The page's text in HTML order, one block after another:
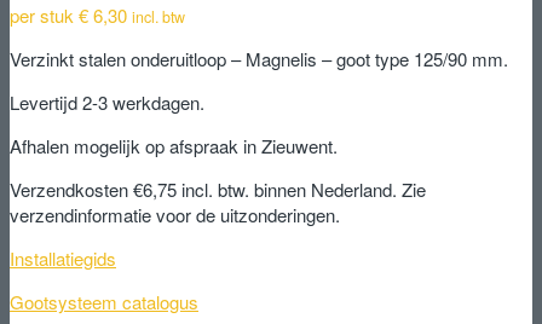
per stuk €6,30 incl. btw
Verzinkt stalen onderuitloop – Magnelis – goot type 125/90 mm.
Levertijd 2-3 werkdagen.
Afhalen mogelijk op afspraak in Zieuwent.
Verzendkosten €6,75 incl. btw. binnen Nederland. Zie
verzendinformatie voor de uitzonderingen.
Installatiegids
Gootsysteem catalogus